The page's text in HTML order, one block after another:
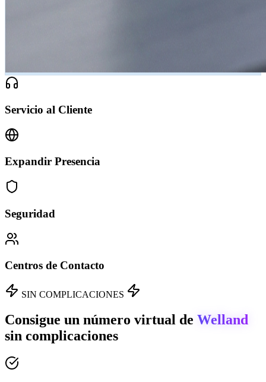
Servicio al Cliente
Expandir Presencia
Seguridad
Centros de Contacto
SIN COMPLICACIONES
Consigue un número virtual de Welland
sin complicaciones